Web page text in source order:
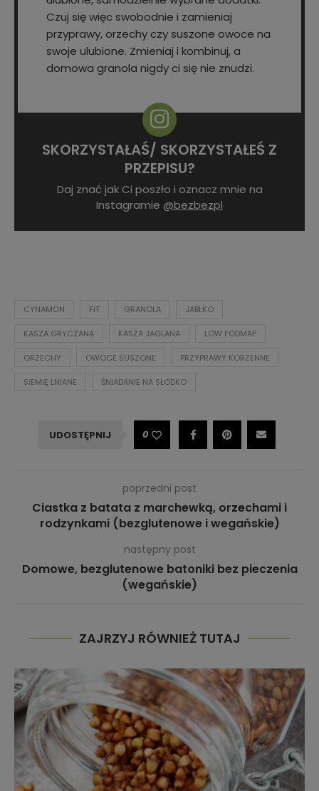
Czuj się więc swobodnie i zamieniaj
przyprawy, orzechy czy suszone owoce na
swoje ulubione. Zmieniaj i kombinuj, a
domowa granola nigdy ci się nie znudzi.
SKORZYSTAŁAŚ/ SKORZYSTAŁEŚ Z
PRZEPISU?
Daj znać jak Ci poszło i oznacz mnie na
Instagramie @bezbezpl
CYNAMON FIT GRANOLA JABŁKO
KASZA GRYCZANA KASZA JAGLANA LOW FODMAP
ORZECHY OWOCE SUSZONE PRZYPRAWY KORZENNE
SIEMIĘ LNIANE ŚNIADANIE NA SŁODKO
UDOSTĘPNIJ 0
poprzedni post
Ciastka z batata z marchewką, orzechami i
rodzynkami (bezglutenowe i wegańskie)
następny post
Domowe, bezglutenowe batoniki bez pieczenia
(wegańskie)
ZAJRZYJ RÓWNIEŻ TUTAJ